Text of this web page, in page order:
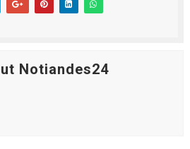
Notiandes24